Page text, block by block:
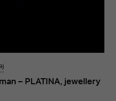
– PLATINA, jewellery